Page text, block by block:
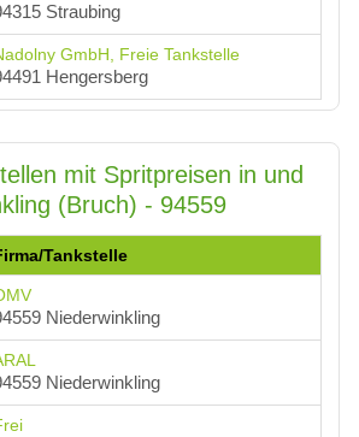
Straubing
GmbH, Freie Tankstelle
Hengersberg
mit Spritpreisen in und
(Bruch) - 94559
Tankstelle
Niederwinkling
Niederwinkling